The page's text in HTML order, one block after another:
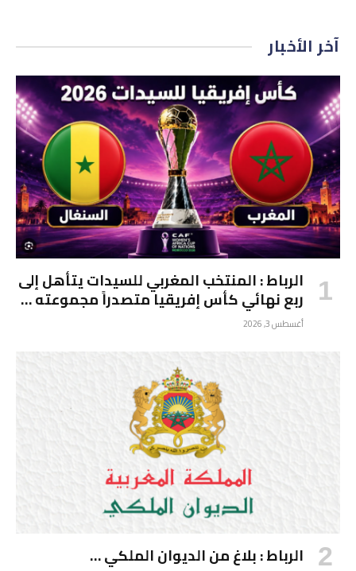
آخر الأخبار
الرباط : المنتخب المغربي للسيدات يتأهل إلى
ربع نهائي كأس إفريقيا متصدراً مجموعته …
أغسطس 3, 2026
الرباط : بلاغ من الديوان الملكي …